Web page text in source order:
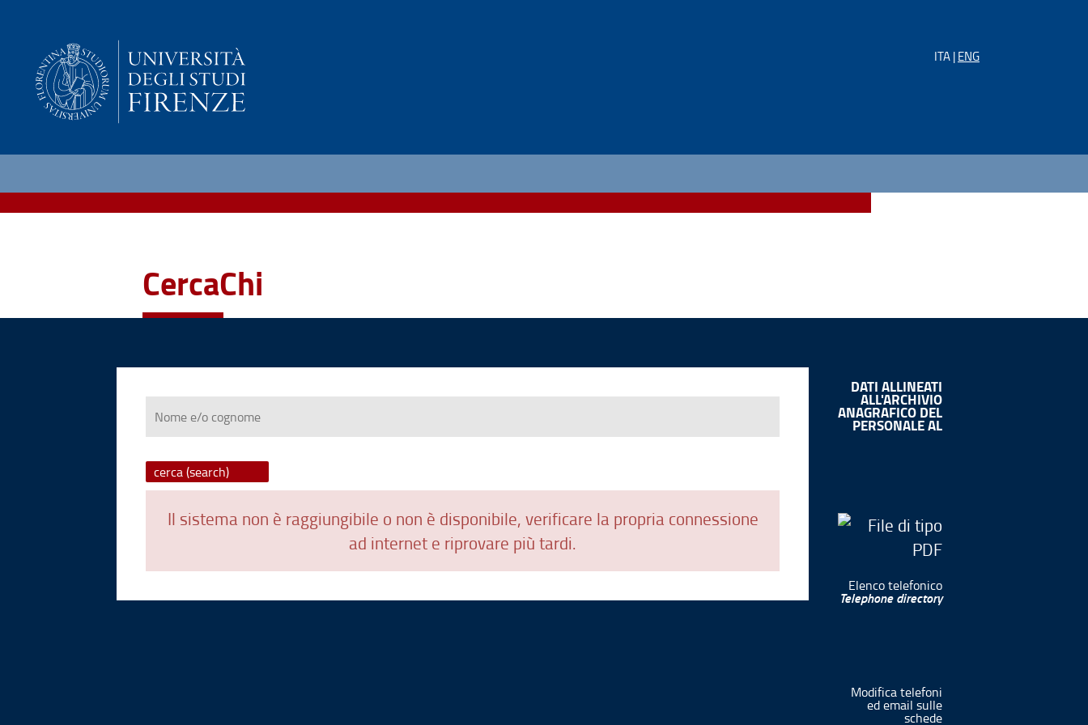
ITA |ENG
CercaChi
Nome
cognome
Il sistema non è raggiungibile o non è disponibile, verificare la propria connessione
ad internet e riprovare più tardi.
DATI ALLINEATI
ALL'ARCHIVIO
ANAGRAFICO DEL
PERSONALE AL
Elenco telefonico
Telephone directory
Modifica telefoni
ed email sulle
schede